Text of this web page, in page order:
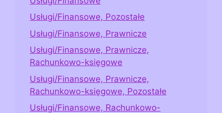
Usługi/Finansowe, Pozostałe
Usługi/Finansowe, Prawnicze
Usługi/Finansowe, Prawnicze,
Rachunkowo-księgowe
Usługi/Finansowe, Prawnicze,
Rachunkowo-księgowe, Pozostałe
Usługi/Finansowe, Rachunkowo-